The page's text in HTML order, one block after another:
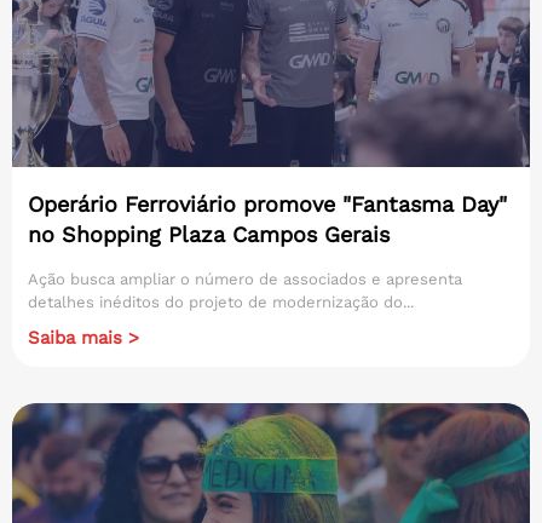
Operário Ferroviário promove "Fantasma Day"
no Shopping Plaza Campos Gerais
Ação busca ampliar o número de associados e apresenta
detalhes inéditos do projeto de modernização do...
Saiba mais >